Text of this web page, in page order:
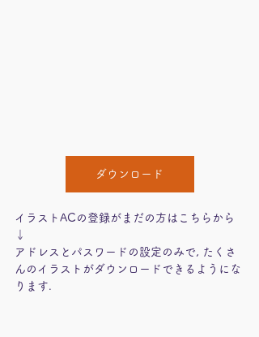
ダウンロード
イラストACの登録がまだの方はこちらから
↓
アドレスとパスワードの設定のみで, たくさ
んのイラストがダウンロードできるようにな
ります.